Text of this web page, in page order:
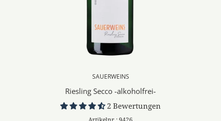
SAUERWEINS
Riesling Secco -alkoholfrei-
2 Bewertungen